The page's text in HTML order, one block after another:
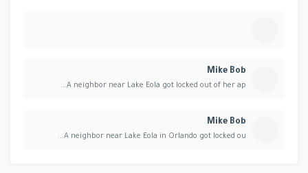
Mike Bob
A neighbor near Lake Eola got locked out of her ap...
Mike Bob
A neighbor near Lake Eola in Orlando got locked ou...